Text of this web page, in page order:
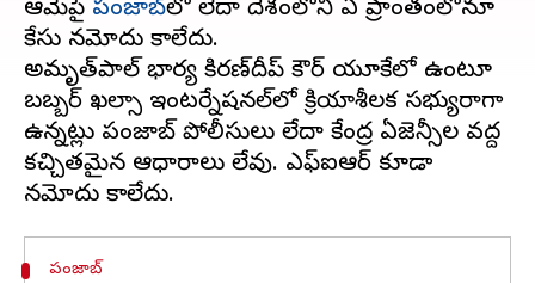
ఆమెపై పంజాబ్‌లో లేదా దేశంలోని ఏ ప్రాంతంలోనూ
కేసు నమోదు కాలేదు.
అమృత్‌పాల్ భార్య కిరణ్‌దీప్ కౌర్ యూకేలో ఉంటూ
బబ్బర్ ఖల్సా ఇంటర్నేషనల్‌లో క్రియాశీలక సభ్యురాలిగా
ఉన్నట్లు పంజాబ్ పోలీసులు లేదా కేంద్ర ఏజెన్సీల వద్ద
కచ్చితమైన ఆధారాలు లేవు. ఎఫ్‌ఐఆర్ కూడా
పంజాబ్